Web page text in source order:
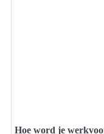
Hoe word je